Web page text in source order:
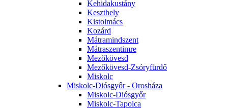
Kehidakustány
Keszthely
Kistolmács
Kozárd
Mátramindszent
Mátraszentimre
Mezőkövesd
Mezőkövesd-Zsóryfürdő
Miskolc
Miskolc-Diósgyőr - Orosháza
Miskolc-Diósgyőr
Miskolc-Tapolca